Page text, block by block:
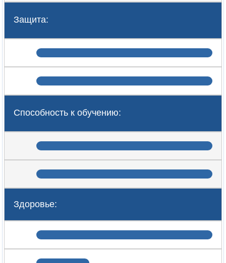
Защита:
Способность к обучению:
Здоровье: